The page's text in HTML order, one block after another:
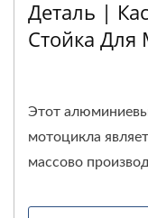
Деталь |
Стойка Для
Этот
мотоцикла
массово